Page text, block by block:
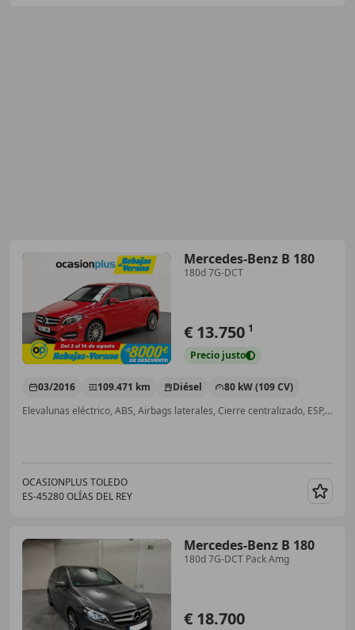
Mercedes-Benz B 180
180d 7G-DCT
€ 13.750 1
Precio justo
03/2016 109.471 km Diésel
80 kW (109 CV)
Elevalunas eléctrico, ABS, Airbags laterales, Cierre centralizado, ESP, Aire Acondicionado, USB, Airbag del conductor
OCASIONPLUS TOLEDO
ES-45280 OLÍAS DEL REY
Mercedes-Benz B 180
180d 7G-DCT Pack Amg
€ 18.700